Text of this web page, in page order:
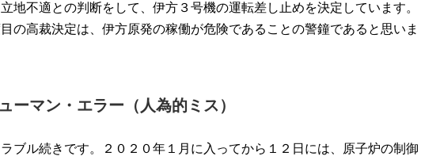
地不適との判断をして、伊方３号機の運転差し止めを決定しています。
の高裁決定は、伊方原発の稼働が危険であることの警鐘であると思いま
ーマン・エラー（人為的ミス）
ブル続きです。２０２０年１月に入ってから１２日には、原子炉の制御